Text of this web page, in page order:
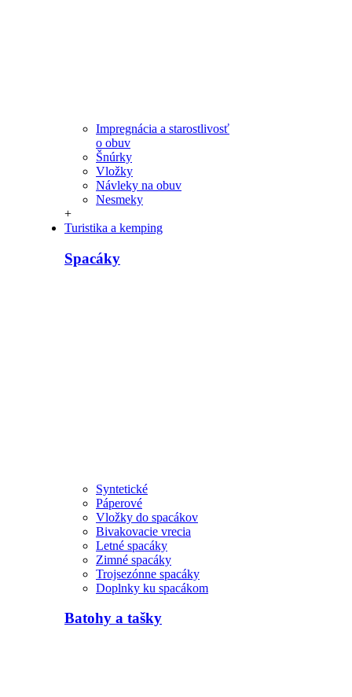
Impregnácia a starostlivosť
o obuv
Šnúrky
Vložky
Návleky na obuv
Nesmeky
+
Turistika a kemping
Spacáky
Syntetické
Páperové
Vložky do spacákov
Bivakovacie vrecia
Letné spacáky
Zimné spacáky
Trojsezónne spacáky
Doplnky ku spacákom
Batohy a tašky